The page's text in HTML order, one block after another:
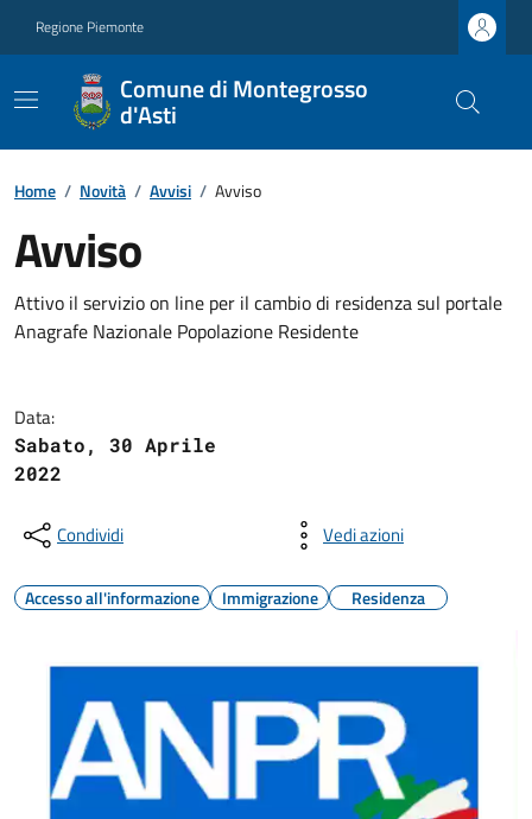
Regione Piemonte
Comune di Montegrosso
d'Asti
Home / Novità / Avvisi / Avviso
Avviso
Attivo il servizio on line per il cambio di residenza sul portale
Anagrafe Nazionale Popolazione Residente
Data:
Sabato, 30 Aprile
2022
Condividi Vedi azioni
Accesso all'informazione Immigrazione Residenza